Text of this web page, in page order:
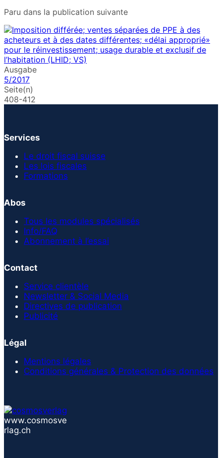
Paru dans la publication suivante
Ausgabe
5/2017
Seite(n)
408-412
Services
Le droit fiscal suisse
Les lois fiscales
Formations
Abos
Tous les modules spécialisés
Info/FAQ
Abonnement à l’essai
Contact
Service clientèle
Newsletter & Social Media
Directives de publication
Publicité
Légal
Mentions légales
Conditions générales & Protection des données
www.cosmosve
rlag.ch